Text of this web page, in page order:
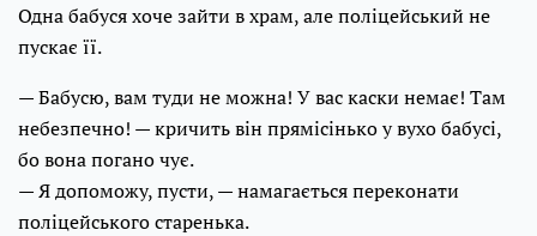
Одна бабуся хоче зайти в храм, але поліцейський не
пускає її.
— Бабусю, вам туди не можна! У вас каски немає! Там
небезпечно! — кричить він прямісінько у вухо бабусі,
бо вона погано чує.
— Я допоможу, пусти, — намагається переконати
поліцейського старенька.